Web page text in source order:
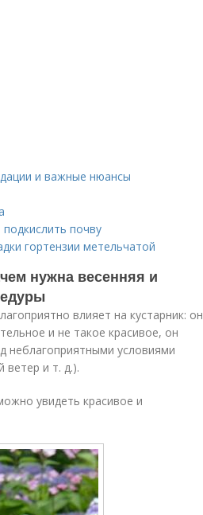
и важные нюансы
почву
гортензии метельчатой
нужна весенняя и
влияет на кустарник: он
и не такое красивое, он
неблагоприятными условиями
ветер и т. д.).
увидеть красивое и